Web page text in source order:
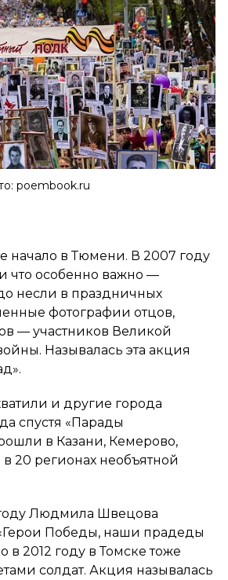
poembook.ru
начало в Тюмени. В 2007 году
что особенно важно —
несли в праздничных
фотографии отцов,
— участников Великой
Называлась эта акция
и другие города
спустя «Парады
в Казани, Кемерово,
20 регионах необъятной
Людмила Швецова
Победы, наши прадеды
в 2012 году в Томске тоже
солдат. Акция называлась